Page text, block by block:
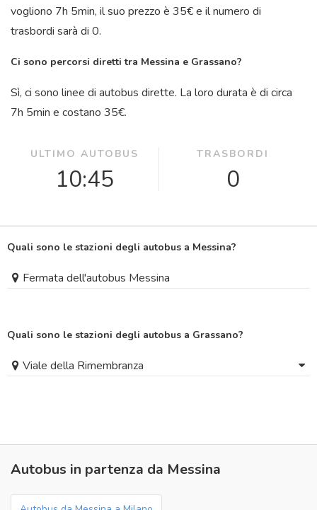
vogliono 7h 5min, il suo prezzo è 35€ e il numero di
trasbordi sarà di 0.
Ci sono percorsi diretti tra Messina e Grassano?
Sì, ci sono linee di autobus dirette. La loro durata è di circa
7h 5min e costano 35€.
ULTIMO AUTOBUS
10:45
TRASBORDI
0
Quali sono le stazioni degli autobus a Messina?
Fermata dell'autobus Messina
Quali sono le stazioni degli autobus a Grassano?
Viale della Rimembranza
Autobus in partenza da Messina